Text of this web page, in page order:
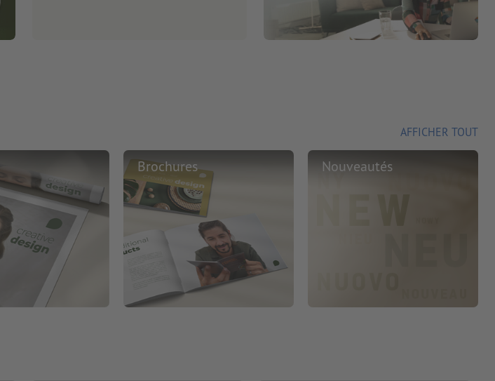
AFFICHER TOUT
Brochures Nouveautés